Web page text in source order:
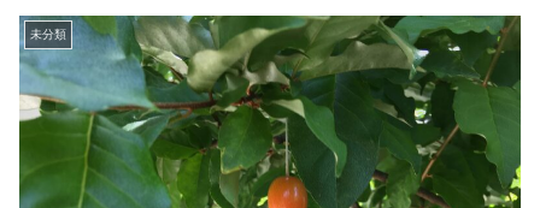
未分類